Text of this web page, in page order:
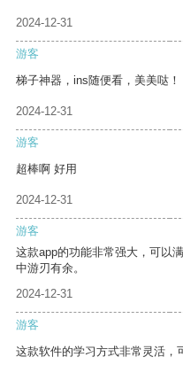
2024-12-31
游客
梯子神器，ins随便看，美美哒！
2024-12-31
游客
超棒啊 好用
2024-12-31
游客
这款app的功能非常强大，可以
中游刃有余。
2024-12-31
游客
这款软件的学习方式非常灵活，